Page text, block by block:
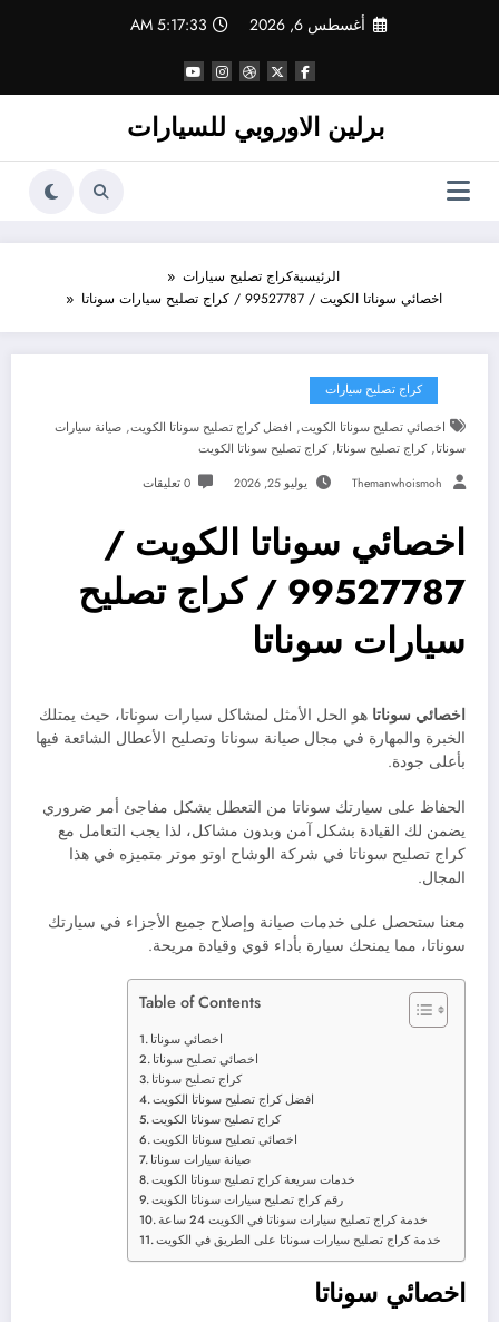
أغسطس 6, 2026 5:17:34 AM
برلين الاوروبي للسيارات
الرئيسيةكراج تصليح سيارات
اخصائي سوناتا الكويت / 99527787 / كراج تصليح سيارات سوناتا
كراج تصليح سيارات
اخصائي تصليح سوناتا الكويت, افضل كراج تصليح سوناتا الكويت, صيانة سيارات
سوناتا,كراج تصليح سوناتا,كراج تصليح سوناتا الكويت
Themanwhoismoh يوليو 25, 2026 0 تعليقات
اخصائي سوناتا الكويت /
99527787 / كراج تصليح
سيارات سوناتا
اخصائي سوناتا هو الحل الأمثل لمشاكل سيارات سوناتا، حيث يمتلك
الخبرة والمهارة في مجال صيانة سوناتا وتصليح الأعطال الشائعة فيها
بأعلى جودة.
الحفاظ على سيارتك سوناتا من التعطل بشكل مفاجئ أمر ضروري
يضمن لك القيادة بشكل آمن وبدون مشاكل، لذا يجب التعامل مع
كراج تصليح سوناتا في شركة الوشاح اوتو موتر متميزه في هذا
المجال.
معنا ستحصل على خدمات صيانة وإصلاح جميع الأجزاء في سيارتك
سوناتا، مما يمنحك سيارة بأداء قوي وقيادة مريحة.
Table of Contents
اخصائي سوناتا
اخصائي تصليح سوناتا
كراج تصليح سوناتا
افضل كراج تصليح سوناتا الكويت
كراج تصليح سوناتا الكويت
اخصائي تصليح سوناتا الكويت
صيانة سيارات سوناتا
خدمات سريعة كراج تصليح سوناتا الكويت
رقم كراج تصليح سيارات سوناتا الكويت
خدمة كراج تصليح سيارات سوناتا في الكويت 24 ساعة
خدمة كراج تصليح سيارات سوناتا على الطريق في الكويت
اخصائي سوناتا